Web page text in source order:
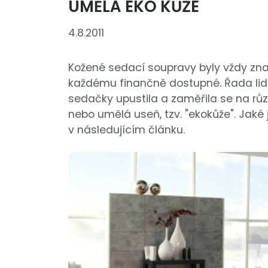
UMĚLÁ EKO KŮŽE
4.8.2011
Kožené sedací soupravy byly vždy
každému finančně dostupné. Řada
sedačky upustila a zaměřila se na
nebo umělá useň, tzv. "ekokůže".
v následujícím článku.